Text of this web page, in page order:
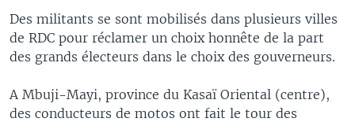
Des militants se sont mobilisés dans plusieurs villes
de RDC pour réclamer un choix honnête de la part
des grands électeurs dans le choix des gouverneurs.
A Mbuji-Mayi, province du Kasaï Oriental (centre),
des conducteurs de motos ont fait le tour des